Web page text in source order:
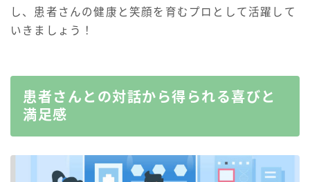
し、患者さんの健康と笑顔を育むプロとして活躍して
いきましょう！
患者さんとの対話から得られる喜びと
満足感